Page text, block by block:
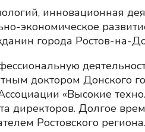
инновационная
экономическое
города Ростов-на-
доктором Донского
«Высокие
директоров. Долгое
Ростовского